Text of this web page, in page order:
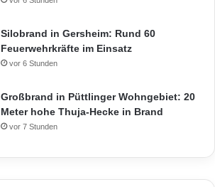
Silobrand in Gersheim: Rund 60
Feuerwehrkräfte im Einsatz
vor 6 Stunden
Großbrand in Püttlinger Wohngebiet: 20
Meter hohe Thuja-Hecke in Brand
vor 7 Stunden